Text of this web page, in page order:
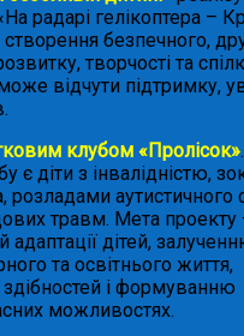
радарі гелікоптера –
безпечного,
творчості та
відчути підтримку,
клубом «Пролісок».
є діти з інвалідністю,
аутистичного
травм. Мета проекту
адаптації дітей,
та освітнього життя,
і формуванню
можливостях.